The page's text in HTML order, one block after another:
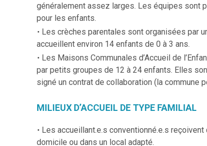
généralement assez larges. Les équipes sont
pour les enfants.
Les crèches parentales sont organisées par
accueillent environ 14 enfants de 0 à 3 ans.
Les Maisons Communales d’Accueil de
par petits groupes de 12 à 24 enfants. Elles
signé un contrat de collaboration (la commune
MILIEUX D’ACCUEIL DE TYPE FAMILIAL
Les accueillant.e.s conventionné.e.s
domicile ou dans un local adapté.